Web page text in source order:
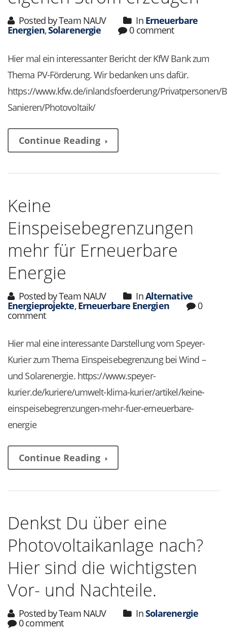
Posted by Team NAUV In Erneuerbare
Energien,Solarenergie 0 comment
Hier mal ein interessanter Bericht der KfW Bank zum
Thema PV-Förderung. Wir bedanken uns dafür.
https://www.kfw.de/inlandsfoerderung/Privatpersonen/
Sanieren/Photovoltaik/
Continue Reading
Keine
Einspeisebegrenzungen
mehr für Erneuerbare
Energie
Posted by Team NAUV InAlternative
Energieprojekte, Erneuerbare Energien 0
comment
Hier mal eine interessante Darstellung vom Speyer-
Kurier zum Thema Einspeisebegrenzung bei Wind –
und Solarenergie. https://www.speyer-
kurier.de/kuriere/umwelt-klima-kurier/artikel/keine-
einspeisebegrenzungen-mehr-fuer-erneuerbare-
energie
Continue Reading
Denkst Du über eine
Photovoltaikanlage nach?
Hier sind die wichtigsten
Vor- und Nachteile.
Posted by Team NAUV InSolarenergie
0 comment